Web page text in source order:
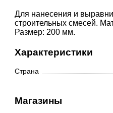
Для нанесения и
строительных смесей.
Размер: 200 мм.
Характеристики
Страна
Магазины